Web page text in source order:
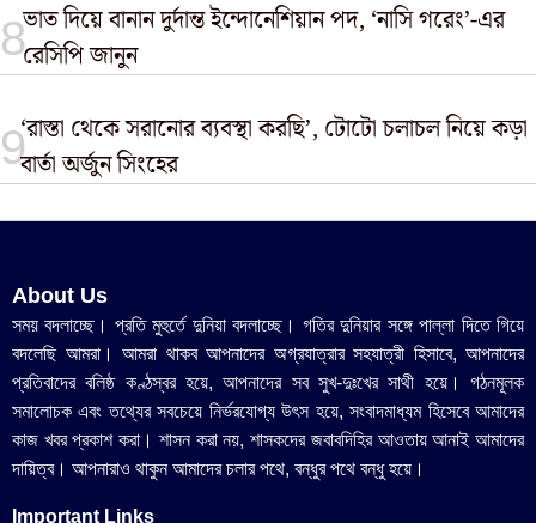
ভাত দিয়ে বানান দুর্দান্ত ইন্দোনেশিয়ান পদ, ‘নাসি গরেং’-এর
রেসিপি জানুন
‘রাস্তা থেকে সরানোর ব্যবস্থা করছি’, টোটো চলাচল নিয়ে কড়া
বার্তা অর্জুন সিংহের
About Us
সময় বদলাচ্ছে। প্রতি মুহুর্তে দুনিয়া বদলাচ্ছে। গতির দুনিয়ার সঙ্গে পাল্লা দিতে গিয়ে
বদলেছি আমরা। আমরা থাকব আপনাদের অগ্রযাত্রার সহযাত্রী হিসাবে, আপনাদের
প্রতিবাদের বলিষ্ঠ কণ্ঠস্বর হয়ে, আপনাদের সব সুখ-দুঃখের সাথী হয়ে। গঠনমূলক
সমালোচক এবং তথ্যের সবচেয়ে নির্ভরযোগ্য উ‍ৎস হয়ে, সংবাদমাধ্যম হিসেবে আমাদের
কাজ খবর প্রকাশ করা। শাসন করা নয়, শাসকদের জবাবদিহির আওতায় আনাই আমাদের
দায়িত্ব। আপনারাও থাকুন আমাদের চলার পথে, বন্ধুর পথে বন্ধু হয়ে।